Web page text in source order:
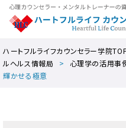
ハートフルライフカウンセラー学院
ルヘルス情報局
心理学の活用事
輝かせる極意